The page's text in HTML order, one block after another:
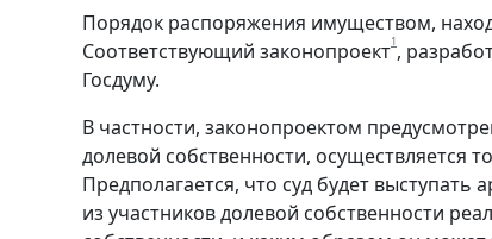
Порядок распоряжения имуществом,
Соответствующий законопроект1,
Госдуму.
В частности, законопроектом
долевой собственности, осуществляется
Предполагается, что суд будет
из участников долевой собственности